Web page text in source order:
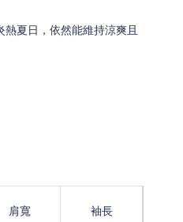
夏日，依然能維持涼爽且
肩寬 袖長